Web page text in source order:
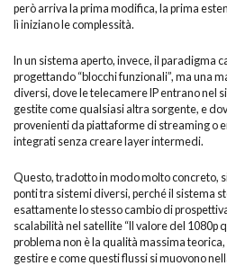
però arriva la prima modifica, la prima
lì iniziano le complessità.
In un sistema aperto, invece, il paradigma
progettando “blocchi funzionali”, ma una
diversi, dove le telecamere IP entrano nel
gestite come qualsiasi altra sorgente, e
provenienti da piattaforme di streaming o
integrati senza creare layer intermedi.
Questo, tradotto in modo molto concreto,
ponti tra sistemi diversi, perché il sistema
esattamente lo stesso cambio di
scalabilità nel satellite “Il valore del 1080p
problema non è la qualità massima
gestire e come questi flussi si muovono